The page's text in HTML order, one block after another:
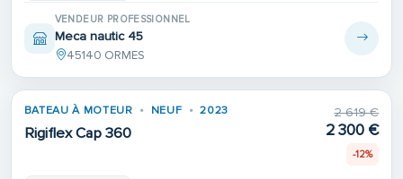
VENDEUR PROFESSIONNEL
Meca nautic 45
45140 ORMES
BATEAU À MOTEUR NEUF 2023
Rigiflex Cap 360
2 619 €
2 300 €
-12%